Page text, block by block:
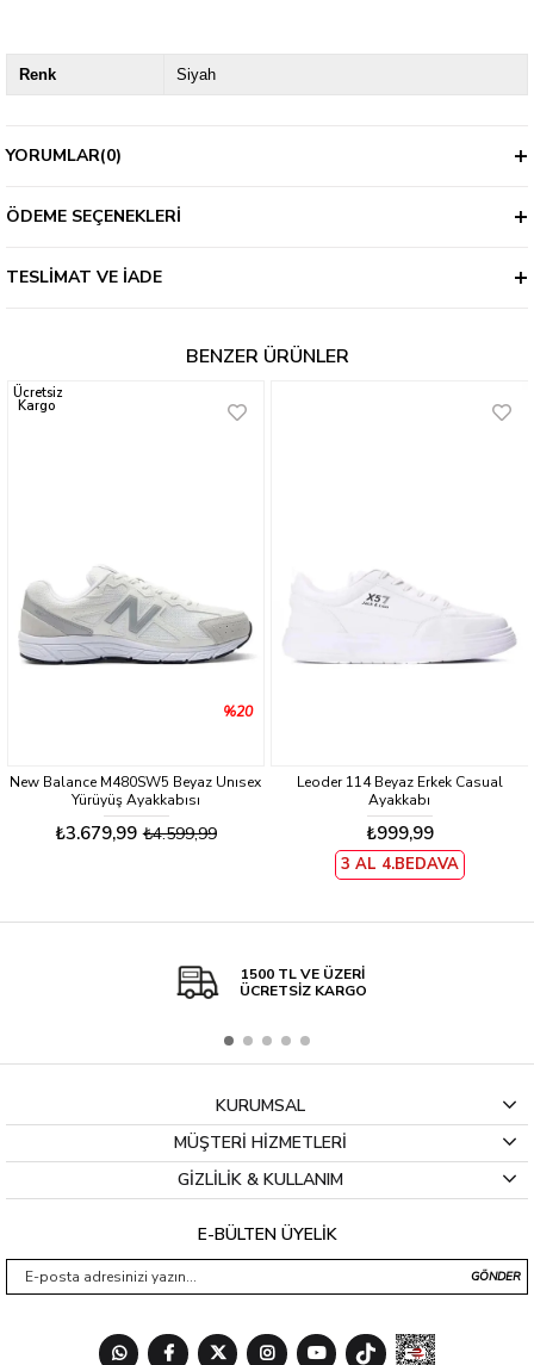
Renk Siyah
YORUMLAR(0)
ÖDEME SEÇENEKLERI
TESLIMAT VE İADE
BENZER ÜRÜNLER
New Balance M480SW5 Beyaz Unısex
Yürüyüş Ayakkabısı
₺3.679,99 ₺4.599,99
%20
Ücretsiz
Kargo
Leoder 114 Beyaz Erkek Casual
Ayakkabı
₺999,99
3 AL 4.BEDAVA
1500 TL VE ÜZERİ
ÜCRETSİZ KARGO
KURUMSAL
MÜŞTERİ HİZMETLERİ
GİZLİLİK & KULLANIM
E-BÜLTEN ÜYELİK
GÖNDER